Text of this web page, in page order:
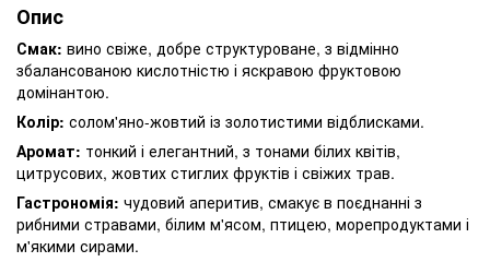
Опис
Смак: вино свіже, добре структуроване, з відмінно
збалансованою кислотністю і яскравою фруктовою
домінантою.
Колір: солом'яно-жовтий із золотистими відблисками.
Аромат: тонкий і елегантний, з тонами білих квітів,
цитрусових, жовтих стиглих фруктів і свіжих трав.
Гастрономія: чудовий аперитив, смакує в поєднанні з
рибними стравами, білим м'ясом, птицею, морепродуктами і
м'якими сирами.